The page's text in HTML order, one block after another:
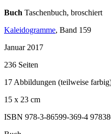
Buch Taschenbuch, broschiert
Kaleidogramme, Band 159
Januar 2017
236 Seiten
17 Abbildungen (teilweise
15 x 23 cm
ISBN 978-3-86599-369-4